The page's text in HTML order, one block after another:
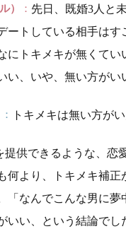
）
先日、既婚3人と
ートしている相手はす
にトキメキが無くて
い、いや、無い方がい
トキメキは無い方が
提供できるような、恋
何より、トキメキ補
「なんでこんな男に
いい、という結論でし